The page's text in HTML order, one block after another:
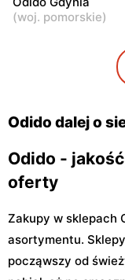
Pruszków, ul.
Emancypantek 4
Stanisławów
(woj. pomorskie)
Odido dalej o
Odido -
oferty
Zakupy w sklepach
asortymentu.
począwszy od